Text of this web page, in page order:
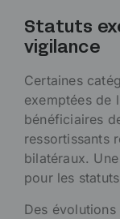
Statuts
vigilance
Certaines
exemptées de
bénéficiaires
ressortissants
bilatéraux.
pour les
Des